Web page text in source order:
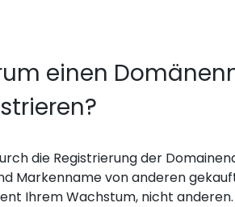
einen
die Registrierung der
Markenname von anderen
Ihrem Wachstum, nicht anderen.